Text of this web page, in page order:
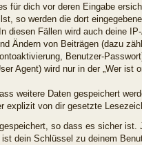
für dich vor deren Eingabe
so werden die dort
diesen Fällen wird auch deine
Ändern von Beiträgen (dazu
Benutzer-
Agent) wird nur in der „Wer ist
weitere Daten gespeichert
explizit von dir gesetzte
so dass es sicher
dein Schlüssel zu deinem